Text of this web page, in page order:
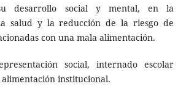
desarrollo social y mental, en la
salud y la reducción de la riesgo de
con una mala alimentación.
social, internado escolar
institucional.